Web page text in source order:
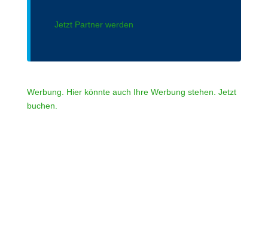
Jetzt Partner werden
Werbung. Hier könnte auch Ihre Werbung stehen. Jetzt
buchen.